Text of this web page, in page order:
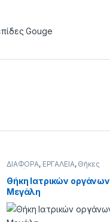
Gouge
ΔΙΑΦΟΡΑ, ΕΡΓΑΛΕΙΑ, Θήκες
Οργάνων
Θήκη Ιατρικών οργάνων
Μεγάλη